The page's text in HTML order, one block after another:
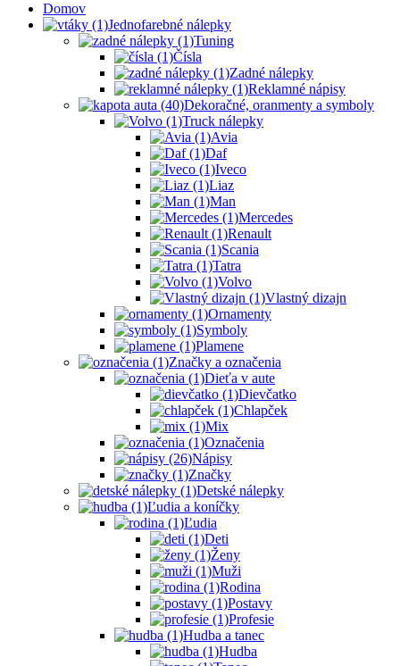
Domov
Jednofarebné nálepky
Tuning
Čísla
Zadné nálepky
Reklamné nápisy
Dekoračné, oranmenty a symboly
Truck nálepky
Avia
Daf
Iveco
Liaz
Man
Mercedes
Renault
Scania
Tatra
Volvo
Vlastný dizajn
Ornamenty
Symboly
Plamene
Značky a označenia
Dieťa v aute
Dievčatko
Chlapček
Mix
Označenia
Nápisy
Značky
Detské nálepky
Ľudia a koníčky
Ľudia
Deti
Ženy
Muži
Rodina
Postavy
Profesie
Hudba a tanec
Hudba